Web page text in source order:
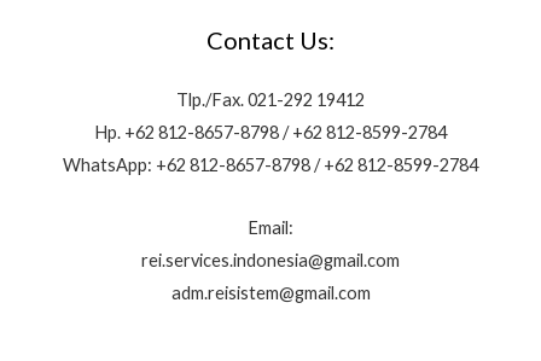
Contact Us:
Tlp./Fax. 021-292 19412
Hp. +62 812-8657-8798 / +62 812-8599-2784
WhatsApp: +62 812-8657-8798 / +62 812-8599-2784
Email:
rei.services.indonesia@gmail.com
adm.reisistem@gmail.com